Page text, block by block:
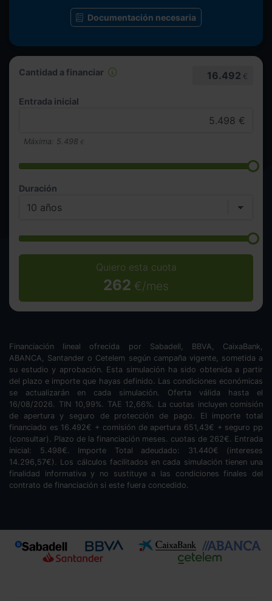
Cantidad a financiar 16.492 €
Entrada inicial
Máxima: 5.498 €
Duración
Quiero esta cuota
262 €/mes
Documentación necesaria
Financiación lineal ofrecida por Sabadell, BBVA, CaixaBank,
ABANCA, Santander o Cetelem según campaña vigente, sometida a
su estudio y aprobación. Esta simulación ha sido obtenida a partir
del plazo e importe que hayas definido. Las condiciones económicas
se actualizarán en cada simulación. Oferta válida hasta el
16/08/2026. TIN 10,99%. TAE 12,66%. La cuotas incluyen comisión
de apertura y seguro de protección de pago. El importe total
financiado es 16.492€ + comisión de apertura 651,43€ + seguro pp
(consultar). Plazo de la financiación meses. cuotas de 262€. Entrada
inicial: 5.498€. Importe Total adeudado: 31.440€ (intereses
14.296,57€). Los cálculos facilitados en cada simulación tienen una
finalidad informativa y no sustituye a las condiciones finales del
contrato de financiación si este fuera concedido.